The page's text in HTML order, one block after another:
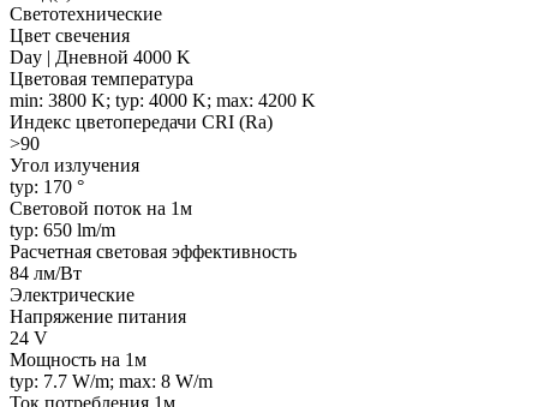
Светотехнические
Цвет свечения
Day | Дневной 4000 K
Цветовая температура
min: 3800 K; typ: 4000 K; max: 4200 K
Индекс цветопередачи CRI (Ra)
>90
Угол излучения
typ: 170 °
Световой поток на 1м
typ: 650 lm/m
Расчетная световая эффективность
84 лм/Вт
Электрические
Напряжение питания
24 V
Мощность на 1м
typ: 7.7 W/m; max: 8 W/m
Ток потребления 1м